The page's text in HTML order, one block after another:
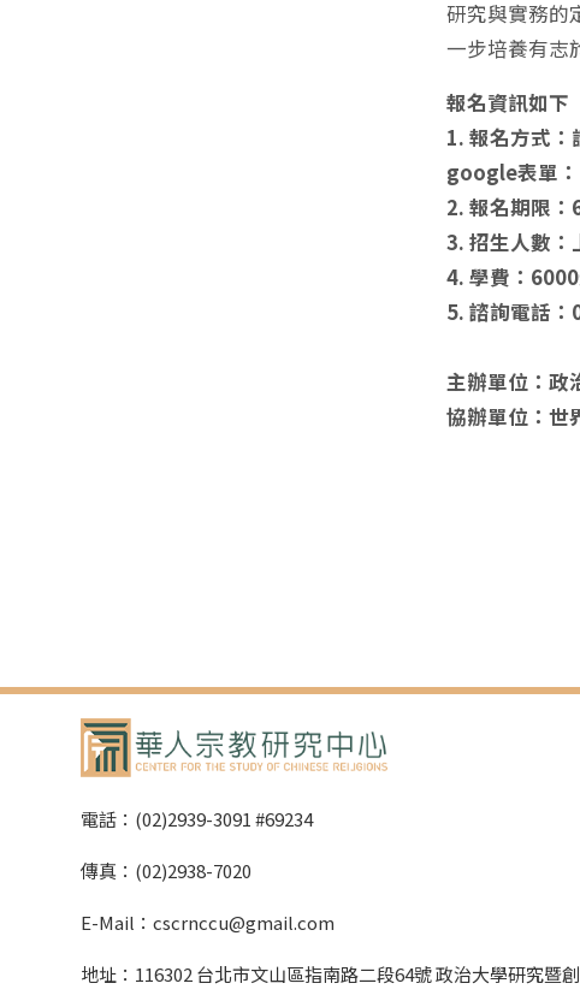
研究與實務的
一步培養有志
報名資訊如下
1. 報名方式
google表單：
2. 報名期限
3. 招生人數：
4. 學費：
5. 諮詢電話
主辦單位：政
協辦單位：世
電話：(02)2939-3091 #69234
傳真：(02)2938-7020
E-Mail：cscrnccu@gmail.com
地址：116302 台北市文山區指南路二段64號 政治大學研究暨